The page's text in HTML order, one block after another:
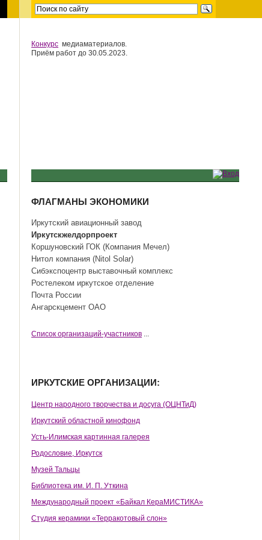
Конкурс медиаматериалов.
Приём работ до 30.05.2023.
ФЛАГМАНЫ ЭКОНОМИКИ
Иркутский авиационный завод
Иркутскжелдорпроект
Коршуновский ГОК (Компания Мечел)
Нитол компания (Nitol Solar)
Сибэкспоцентр выставочный комплекс
Ростелеком иркутское отделение
Почта России
Ангарскцемент ОАО
Cписок организаций-участников ...
ИРКУТСКИЕ ОРГАНИЗАЦИИ:
Центр народного творчества и досуга (ОЦНТиД)
Иркутский областной кинофонд
Усть-Илимская картинная галерея
Родословие, Иркутск
Музей Тальцы
Библиотека им. И. П. Уткина
Международный проект «Байкал КераМИСТИКА»
Студия керамики «Терракотовый слон»